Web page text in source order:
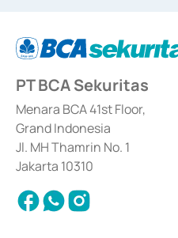
berdasarkan surat keputusan Otoritas
67/PM.21/2017 tanggal 3 Februari
Sertifikat Deposito di Pasar Uang
dan izin usaha lainnya dari Bank
Penerbitan, Transaksi, serta
Surat Berharga Komersial yang
PT BCA Sekuritas
Menara BCA 41st Floor,
Grand Indonesia
Jl. MH Thamrin No. 1
Jakarta 10310